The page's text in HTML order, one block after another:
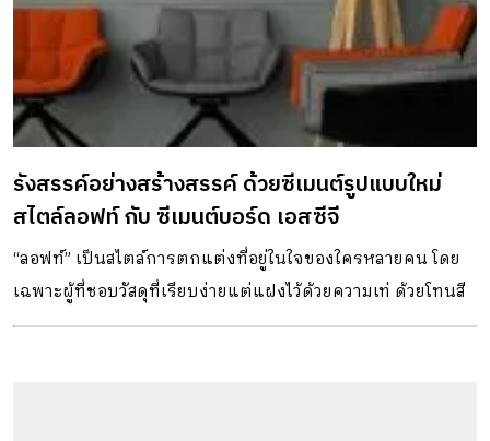
รังสรรค์อย่างสร้างสรรค์ ด้วยซีเมนต์รูปแบบใหม่
สไตล์ลอฟท์ กับ ซีเมนต์บอร์ด เอสซีจี
“ลอฟท์” เป็นสไตล์การตกแต่งที่อยู่ในใจของใครหลายคน โดย
เฉพาะผู้ที่ชอบวัสดุที่เรียบง่ายแต่แฝงไว้ด้วยความเท่ ด้วยโทนสี
ดำ เทา ขาว และสีไม้ธรรมชาติ